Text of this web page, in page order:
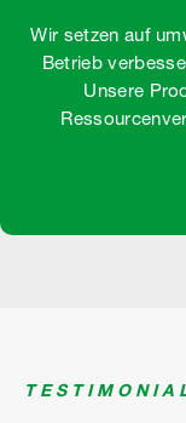
Wir setzen auf
Betrieb
Unsere